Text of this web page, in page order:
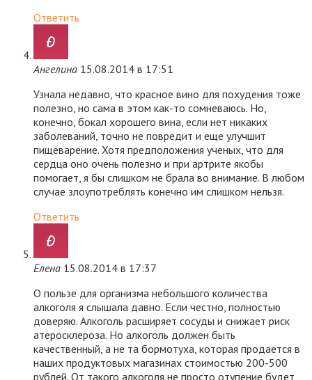
Ответить
Ангелина 15.08.2014 в 17:51
Узнала недавно, что красное вино для похудения тоже
полезно, но сама в этом как-то сомневаюсь. Но,
конечно, бокал хорошего вина, если нет никаких
заболеваний, точно не повредит и еще улучшит
пищеварение. Хотя предположения ученых, что для
сердца оно очень полезно и при артрите якобы
помогает, я бы слишком не брала во внимание. В любом
случае злоупотреблять конечно им слишком нельзя.
Ответить
Елена 15.08.2014 в 17:37
О пользе для организма небольшого количества
алкоголя я слышала давно. Если честно, полностью
доверяю. Алкоголь расширяет сосуды и снижает риск
атеросклероза. Но алкоголь должен быть
качественный, а не та бормотуха, которая продается в
наших продуктовых магазинах стоимостью 200-500
рублей. От такого алкоголя не просто отупение будет,